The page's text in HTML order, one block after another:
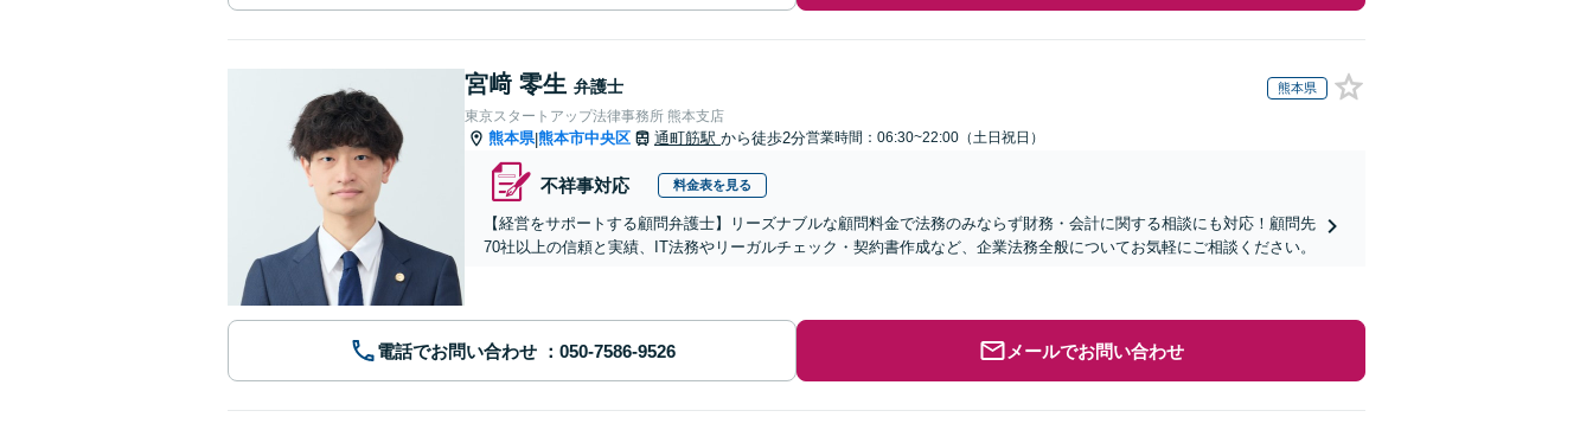
宮﨑 零生 弁護士 熊本県
東京スタートアップ法律事務所 熊本支店
熊本県|熊本市中央区 通町筋駅 から徒歩2分営業時間：06:30~22:00（土日祝日）
不祥事対応 料金表を見る
【経営をサポートする顧問弁護士】リーズナブルな顧問料金で法務のみならず財務・会計に関する相談にも対応！顧問先
70社以上の信頼と実績、IT法務やリーガルチェック・契約書作成など、企業法務全般についてお気軽にご相談ください。
電話でお問い合わせ メールでお問い合わせ